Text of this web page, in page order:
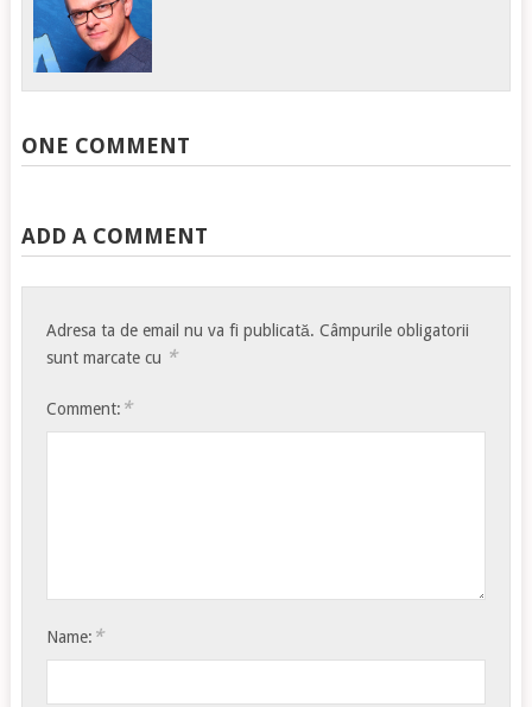
ONE COMMENT
ADD A COMMENT
Adresa ta de email nu va fi publicată. Câmpurile obligatorii
sunt marcate cu *
Comment: *
Name: *